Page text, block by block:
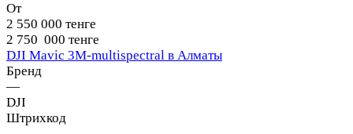
От
2 550 000 тенге
2 750 000 тенге
DJI Mavic 3M-multispectral в Алматы
Бренд
—
DJI
Штрихкод